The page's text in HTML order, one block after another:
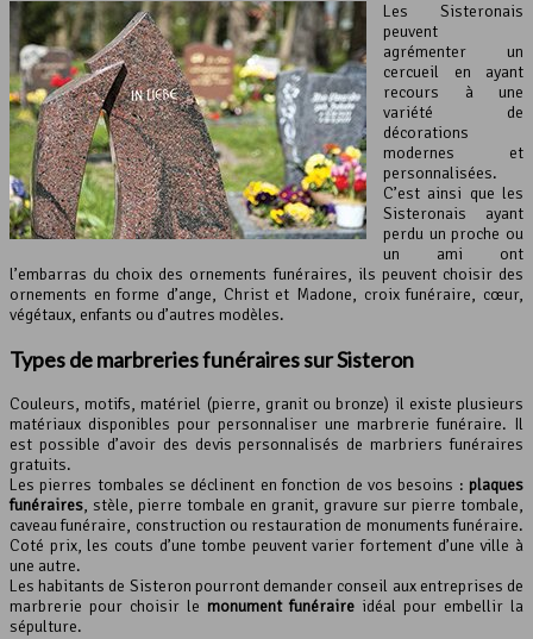
Les Sisteronais
peuvent
agrémenter un
cercueil en ayant
recours à une
variété de
décorations
modernes et
personnalisées.
C’est ainsi que les
Sisteronais ayant
perdu un proche ou
un ami ont
l’embarras du choix des ornements funéraires, ils peuvent choisir des
ornements en forme d’ange, Christ et Madone, croix funéraire, cœur,
végétaux, enfants ou d’autres modèles.
Types de marbreries funéraires sur Sisteron
Couleurs, motifs, matériel (pierre, granit ou bronze) il existe plusieurs
matériaux disponibles pour personnaliser une marbrerie funéraire. Il
est possible d’avoir des devis personnalisés de marbriers funéraires
gratuits.
Les pierres tombales se déclinent en fonction de vos besoins : plaques
funéraires, stèle, pierre tombale en granit, gravure sur pierre tombale,
caveau funéraire, construction ou restauration de monuments funéraire.
Coté prix, les couts d’une tombe peuvent varier fortement d’une ville à
une autre.
Les habitants de Sisteron pourront demander conseil aux entreprises de
marbrerie pour choisir le monument funéraire idéal pour embellir la
sépulture.